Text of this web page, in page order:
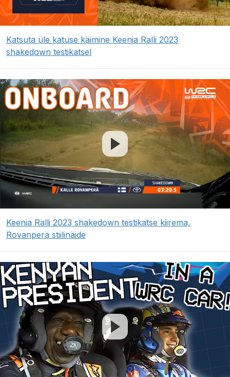
Katsuta üle katuse käimine Keenia Ralli 2023
shakedown testikatsel
Keenia Ralli 2023 shakedown testikatse kiirema,
Rovanperä stiilinäide